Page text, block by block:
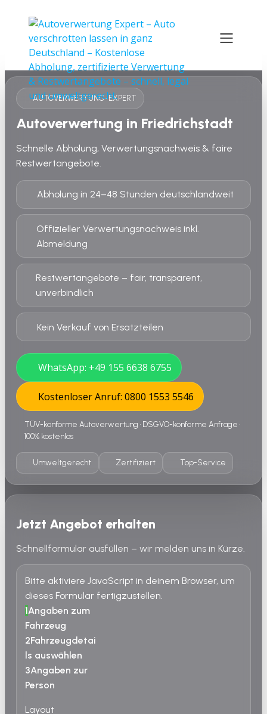
AUTOVERWERTUNG-EXPERT
Autoverwertung in Friedrichstadt
Schnelle Abholung, Verwertungsnachweis & faire
Restwertangebote.
Abholung in 24–48 Stunden deutschlandweit
Offizieller Verwertungsnachweis inkl.
Abmeldung
Restwertangebote – fair, transparent,
unverbindlich
Kein Verkauf von Ersatzteilen
WhatsApp: +49 155 6638 6755
Kostenloser Anruf: 0800 1553 5546
TÜV-konforme Autoverwertung • DSGVO-konforme Anfrage •
100% kostenlos
Umweltgerecht Zertifiziert Top-Service
Jetzt Angebot erhalten
Schnellformular ausfüllen – wir melden uns in Kürze.
Bitte aktiviere JavaScript in deinem Browser, um
dieses Formular fertigzustellen.
1Angaben zum
Fahrzeug
2Fahrzeugdetai
ls auswählen
3Angaben zur
Person
Layout